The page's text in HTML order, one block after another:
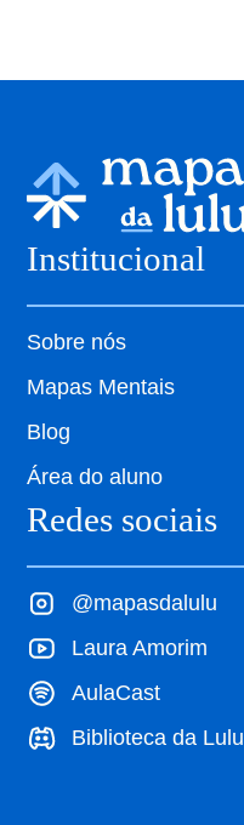
Institucional
Sobre nós
Mapas Mentais
Blog
Área do aluno
Redes sociais
@mapasdalulu
Laura Amorim
AulaCast
Biblioteca da Lulu